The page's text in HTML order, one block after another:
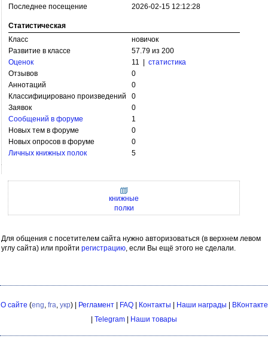
Последнее посещение
2026-02-15 12:12:28
Статистическая
Класс
новичок
Развитие в классе
57.79 из 200
Оценок
11 | статистика
Отзывов
0
Аннотаций
0
Классифицировано произведений
0
Заявок
0
Сообщений в форуме
1
Новых тем в форуме
0
Новых опросов в форуме
0
Личных книжных полок
5
книжные
полки
Для общения с посетителем сайта нужно авторизоваться (в верхнем левом
углу сайта) или пройти регистрацию, если Вы ещё этого не сделали.
О сайте (eng, fra, укр) | Регламент| FAQ| Контакты Наши награды
ВКонтакте
Telegram Наши товары